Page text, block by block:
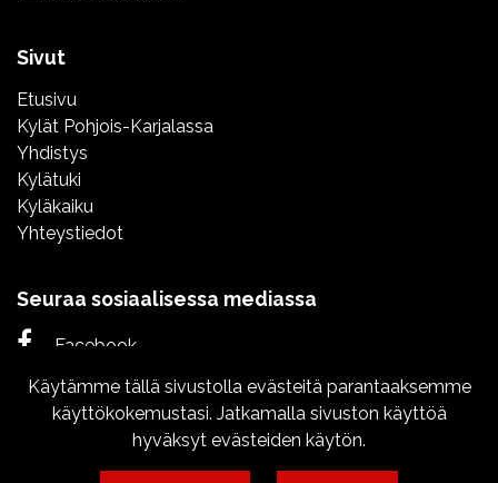
Sivut
Etusivu
Kylät Pohjois-Karjalassa
Yhdistys
Kylätuki
Kyläkaiku
Yhteystiedot
Seuraa sosiaalisessa mediassa
Facebook
Instagram
Käytämme tällä sivustolla evästeitä parantaaksemme
käyttökokemustasi. Jatkamalla sivuston käyttöä
hyväksyt evästeiden käytön.